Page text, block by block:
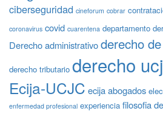
ciberseguridad cineforum cobrar
coronavirus covid cuarentena departamento
Derecho administrativoderecho
derecho tributario derecho
Ecija-UCJC ecija abogados
enfermedad profesional experiencia filosofia